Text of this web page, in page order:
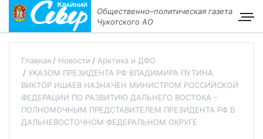
Общественно–политическая газета
Чукотского АО
Главная Новости
Арктика и ДФО
УКАЗОМ ПРЕЗИДЕНТА РФ ВЛАДИМИРА ПУТИНА
ВИКТОР ИШАЕВ НАЗНАЧЕН МИНИСТРОМ РОССИЙСКОЙ
ФЕДЕРАЦИИ ПО РАЗВИТИЮ ДАЛЬНЕГО ВОСТОКА –
ПОЛНОМОЧНЫМ ПРЕДСТАВИТЕЛЕМ ПРЕЗИДЕНТА РФ В
ДАЛЬНЕВОСТОЧНОМ ФЕДЕРАЛЬНОМ ОКРУГЕ